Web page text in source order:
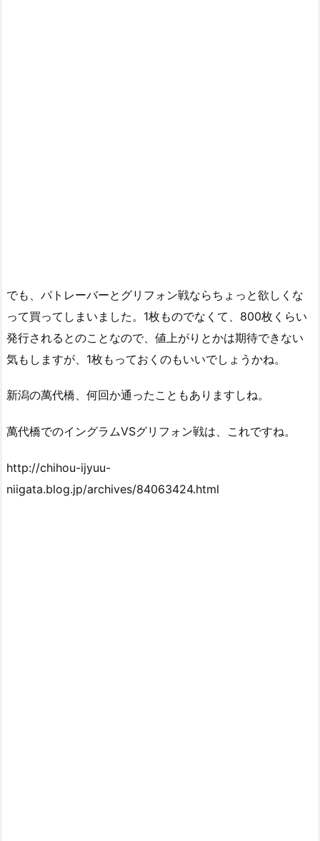
でも、パトレーバーとグリフォン戦ならちょっと欲しくな
って買ってしまいました。1枚ものでなくて、800枚くらい
発行されるとのことなので、値上がりとかは期待できない
気もしますが、1枚もっておくのもいいでしょうかね。
新潟の萬代橋、何回か通ったこともありますしね。
萬代橋でのイングラムVSグリフォン戦は、これですね。
http://chihou-ijyuu-
niigata.blog.jp/archives/84063424.html